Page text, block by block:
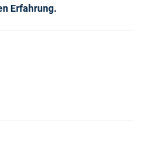
Erfahrung.